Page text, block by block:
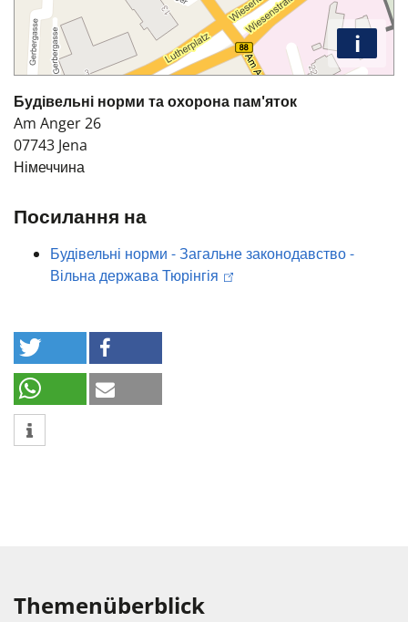
i
Будівельні норми та охорона пам'яток
Am Anger 26
07743 Jena
Німеччина
Посилання на
Будівельні норми - Загальне законодавство -
Вільна держава Тюрінгія
Themenüberblick